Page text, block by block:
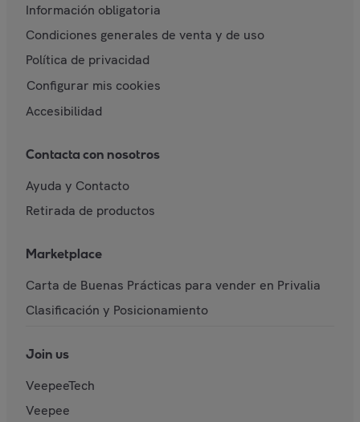
Información obligatoria
Condiciones generales de venta y de uso
Política de privacidad
Configurar mis cookies
Accesibilidad
Contacta con nosotros
Ayuda y Contacto
Retirada de productos
Marketplace
Carta de Buenas Prácticas para vender en Privalia
Clasificación y Posicionamiento
Join us
VeepeeTech
Veepee